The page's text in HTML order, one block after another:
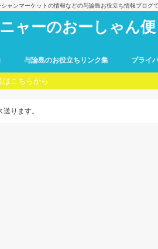
ャンマーケットの情報などの与論島お役立ち情報ブログで
ャーのおーしゃん便
与論島のお役立ちリンク集 プライ
はこちらから
ります。